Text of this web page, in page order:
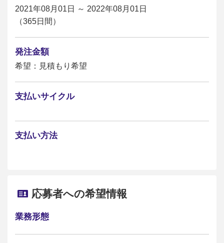
2021年08月01日 ～ 2022年08月01日
（365日間）
発注金額
希望：見積もり希望
支払いサイクル
支払い方法
応募者への希望情報
業務形態